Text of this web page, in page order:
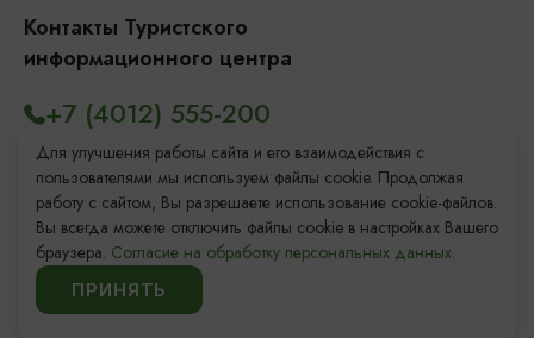
Контакты Туристского
информационного центра
Площадь Победы, 1 Открыто
ул. Октябрьская, 2/3 Открыто
+7 (4012) 555-200
8 (800) 200-55-39
info@visit-kaliningrad.ru
Для улучшения работы сайта и его взаимодействия с
пользователями мы используем файлы cookie. Продолжая
работу с сайтом, Вы разрешаете использование cookie-файлов.
Вы всегда можете отключить файлы cookie в настройках Вашего
браузера. Согласие на обработку персональных данных.
ПРИНЯТЬ